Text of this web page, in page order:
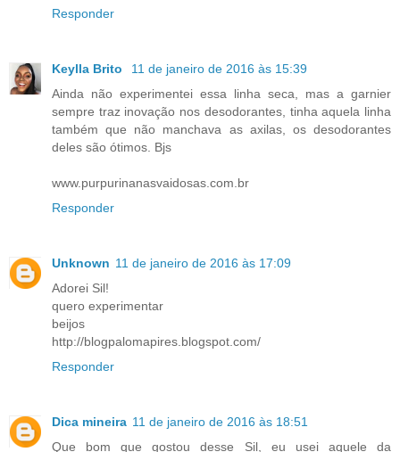
Responder
Keylla Brito
11 de janeiro de 2016 às 15:39
Ainda não experimentei essa linha seca, mas a garnier
sempre traz inovação nos desodorantes, tinha aquela linha
também que não manchava as axilas, os desodorantes
deles são ótimos. Bjs
www.purpurinanasvaidosas.com.br
Responder
Unknown 11 de janeiro de 2016 às 17:09
Adorei Sil!
quero experimentar
beijos
http://blogpalomapires.blogspot.com/
Responder
Dica mineira 11 de janeiro de 2016 às 18:51
Que bom que gostou desse Sil, eu usei aquele da